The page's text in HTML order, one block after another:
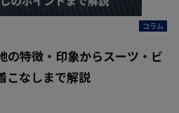
コラム
の特徴・印象からスーツ・ビ
こなしまで解説